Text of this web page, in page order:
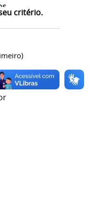
critério.